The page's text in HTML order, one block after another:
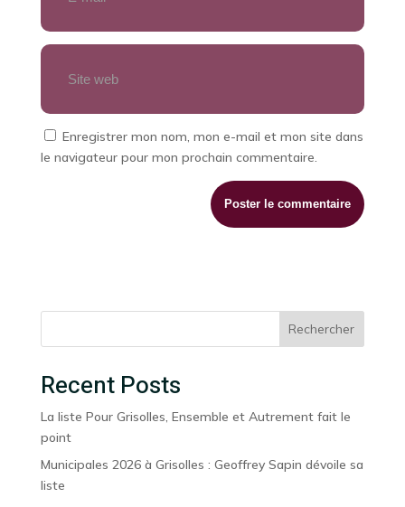
Enregistrer mon nom, mon e-mail et mon site dans
le navigateur pour mon prochain commentaire.
Rechercher
Recent Posts
La liste Pour Grisolles, Ensemble et Autrement fait le
point
Municipales 2026 à Grisolles : Geoffrey Sapin dévoile sa
liste